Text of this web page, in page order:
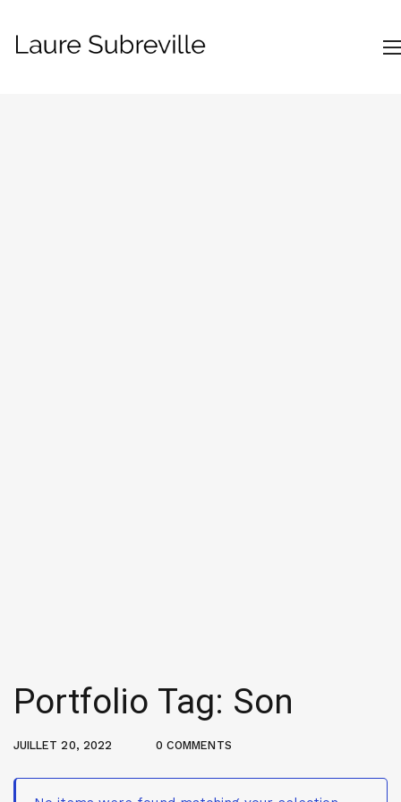
Portfolio Tag: Son
JUILLET 20, 2022 0 COMMENTS